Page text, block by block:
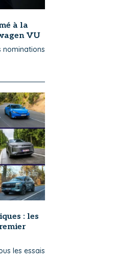
à la
VU
nominations
: les
les essais